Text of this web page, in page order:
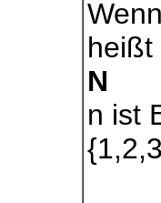
heißt
N
n ist